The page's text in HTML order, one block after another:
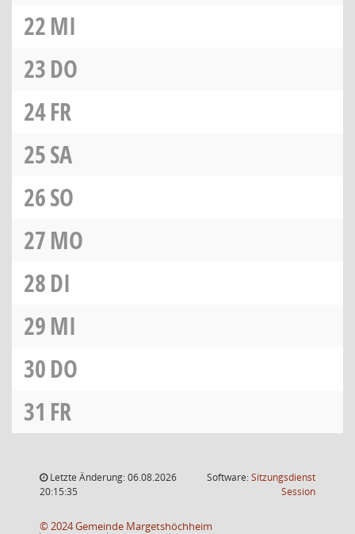
22MI
23DO
24FR
25SA
26SO
27MO
28DI
29MI
30DO
31 FR
Letzte Änderung: 06.08.2026
20:15:35
Software:Sitzungsdienst
Session(Wird in
© 2024 Gemeinde Margetshöchheim